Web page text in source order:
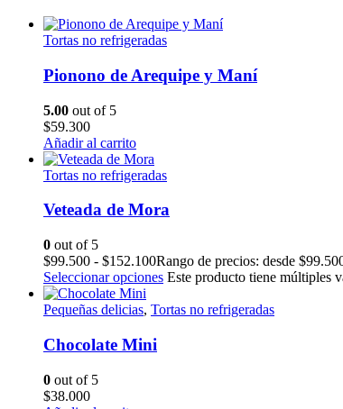
Tortas no refrigeradas
Pionono de Arequipe y Maní
5.00 out of 5
$59.300
Añadir al carrito
Tortas no refrigeradas
Veteada de Mora
0 out of 5
$99.500 - $152.100Rango de precios: desde
Seleccionar opciones Este producto tiene múltiples
Pequeñas delicias, Tortas no refrigeradas
Chocolate Mini
0 out of 5
$38.000